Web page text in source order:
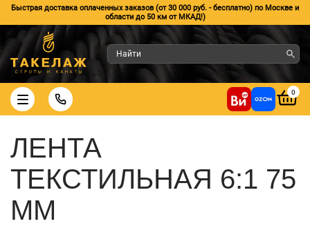
Быстрая доставка оплаченных заказов (от 30 000 руб. - бесплатно) по Москве и
области до 50 км от МКАД!)
0
ЛЕНТА
ТЕКСТИЛЬНАЯ 6:1 75
ММ